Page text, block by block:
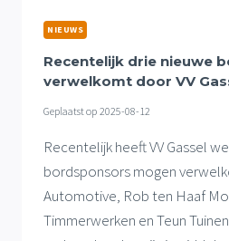
NIEUWS
Recentelijk drie nieuwe
verwelkomt door VV
Geplaatst op 2025-08-12
Recentelijk heeft VV Gassel
bordsponsors mogen
Automotive, Rob ten Haaf
Timmerwerken en Teun